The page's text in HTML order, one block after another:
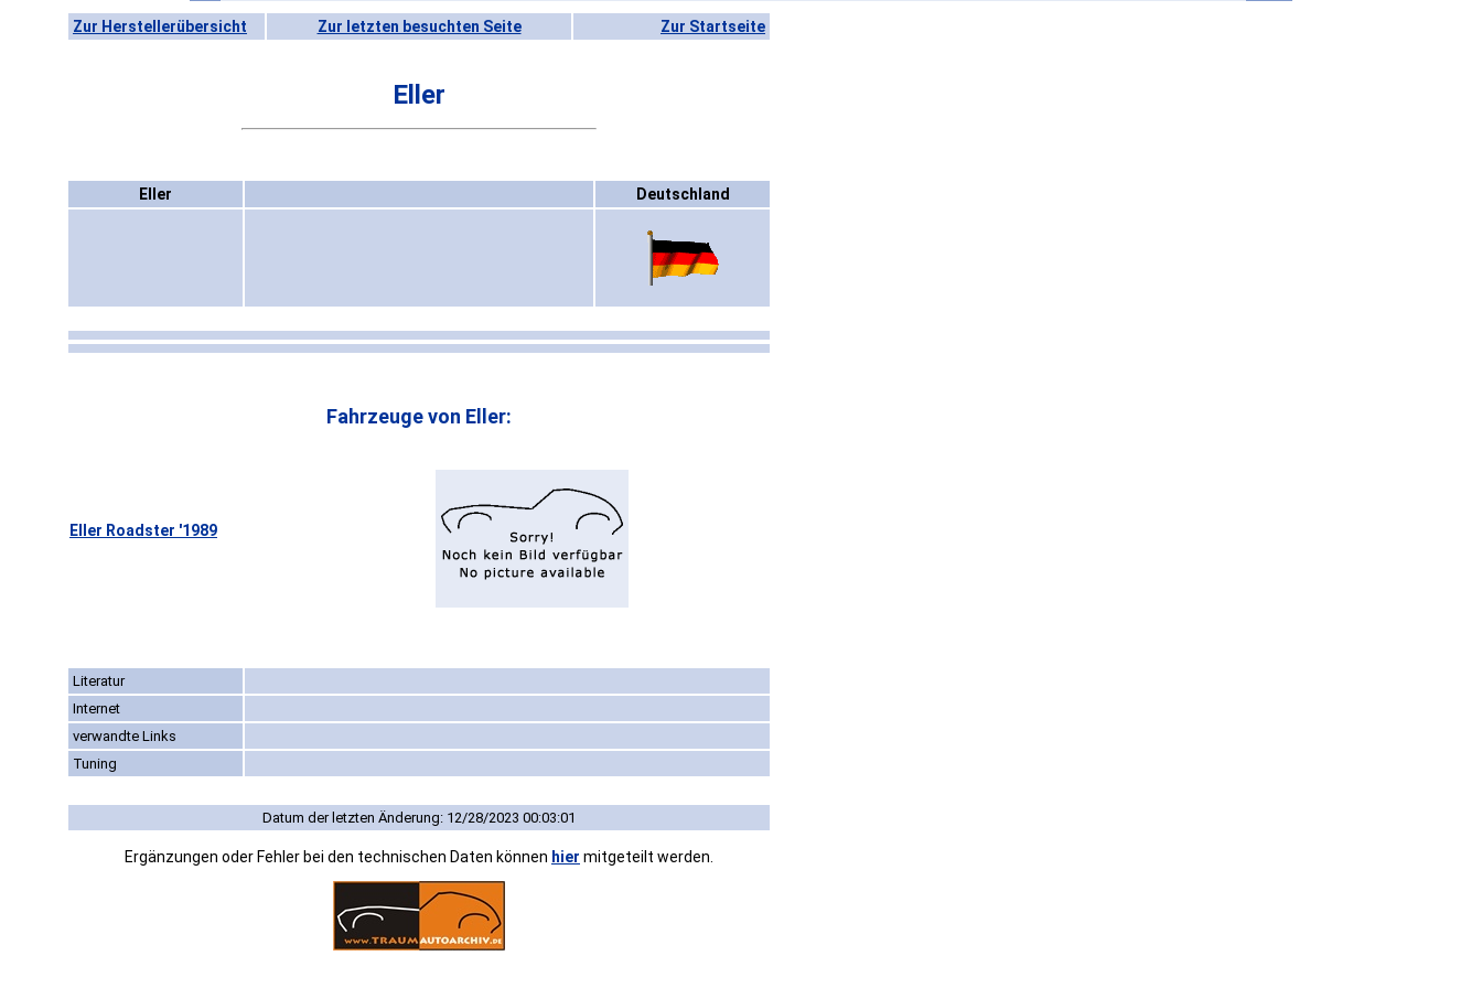
Zur Herstellerübersicht Zur letzten besuchten Seite Zur Startseite
Eller
Eller Deutschland
Fahrzeuge von Eller:
Eller Roadster '1989
Literatur
Internet
verwandte Links
Tuning
Datum der letzten Änderung: 12/28/2023 00:03:01
Ergänzungen oder Fehler bei den technischen Daten können hier mitgeteilt werden.